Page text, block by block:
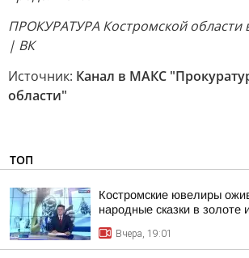
ПРОКУРАТУРА Костромской области
| ВК
Источник: Канал в МАКС
области"
ТОП
Костромские ювелиры
народные сказки в золоте
Вчера, 19:01